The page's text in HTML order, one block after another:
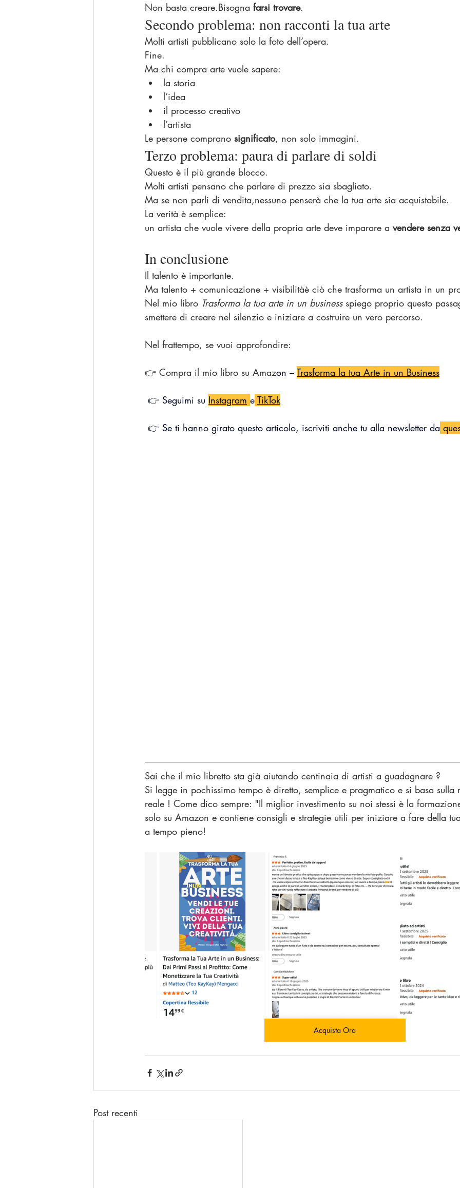
Non basta creare.Bisogna farsi trovare.
Secondo problema: non racconti la tua arte
Molti artisti pubblicano solo la foto dell’opera.
Fine.
Ma chi compra arte vuole sapere:
la storia
l’idea
il processo creativo
l’artista
Le persone comprano significato, non solo immagini.
Terzo problema: paura di parlare di soldi
Questo è il più grande blocco.
Molti artisti pensano che parlare di prezzo sia sbagliato.
Ma se non parli di vendita,nessuno penserà che la tua arte sia acquistabile.
La verità è semplice:
un artista che vuole vivere della propria arte deve imparare a vendere senza
In conclusione
Il talento è importante.
Ma talento + comunicazione + visibilitàè ciò che trasforma un artista in un
Nel mio libro Trasforma la tua arte in un business spiego proprio questo
smettere di creare nel silenzio e iniziare a costruire un vero percorso.
Nel frattempo, se vuoi approfondire:
👉 Compra il mio libro su Amazon – Trasforma la tua Arte in un Business
👉 Seguimi su Instagram e TikTok
👉 Se ti hanno girato questo articolo, iscriviti anche tu alla newsletter da
Sai che il mio libretto sta già aiutando centinaia di artisti a guadagnare ?
Si legge in pochissimo tempo è diretto, semplice e pragmatico e si basa sulla
reale ! Come dico sempre: "Il miglior investimento su noi stessi è la
solo su Amazon e contiene consigli e strategie utili per iniziare a fare della
a tempo pieno!
Acquista Ora
Post recenti